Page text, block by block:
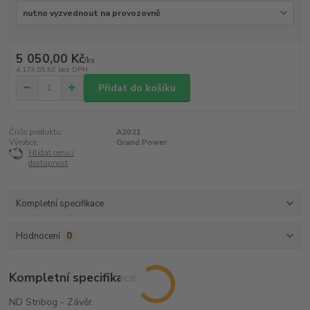
5 050,00 Kč/ks
4 173,55 Kč bez DPH
Přidat do košíku
Číslo produktu:
A2021
Výrobce:
Grand Power
Hlídat cenu /
dostupnost
Kompletní specifikace
Hodnocení 0
Kompletní specifikace
ND Stribog - Závěr.